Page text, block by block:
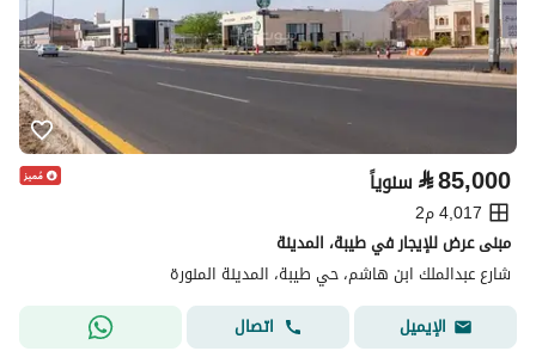
⃁85,000 سنوياً
4,017 م2
مبنى عرض للإيجار في طيبة، المدينة
شارع عبدالملك ابن هاشم، حي طيبة، المدينة المنورة
الإيميل
اتصال